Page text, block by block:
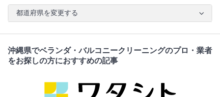
都道府県を変更する
沖縄県でベランダ・バルコニークリーニングのプロ・業者
をお探しの方におすすめの記事